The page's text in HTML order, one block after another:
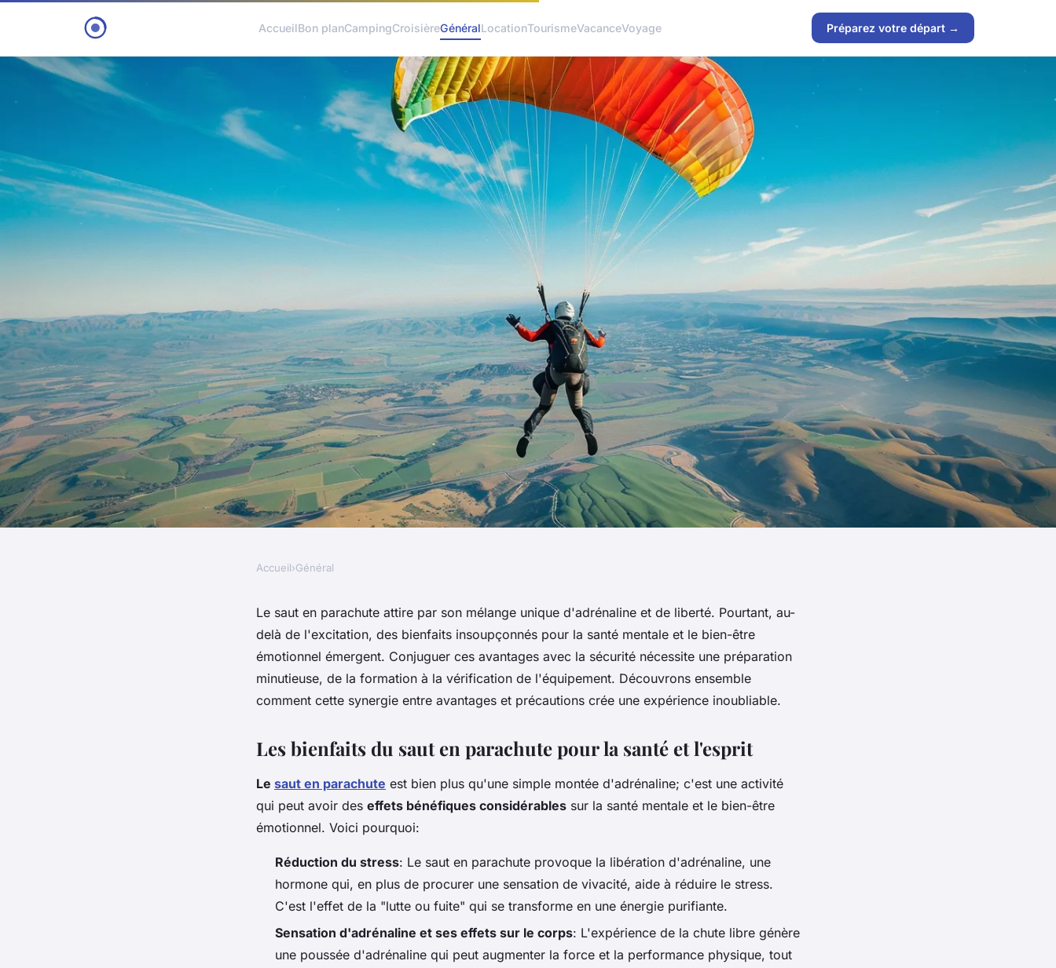
AccueilBon planCampingCroisièreGénéralLocationTourismeVacanceVoyage Préparez votre départ →
Saut en parachute : bénéfices et
précautions à prendre
Accueil›Général
Le saut en parachute attire par son mélange unique d'adrénaline et de liberté. Pourtant, au-
delà de l'excitation, des bienfaits insoupçonnés pour la santé mentale et le bien-être
émotionnel émergent. Conjuguer ces avantages avec la sécurité nécessite une préparation
minutieuse, de la formation à la vérification de l'équipement. Découvrons ensemble
comment cette synergie entre avantages et précautions crée une expérience inoubliable.
Les bienfaits du saut en parachute pour la santé et l'esprit
Le saut en parachute est bien plus qu'une simple montée d'adrénaline; c'est une activité
qui peut avoir des effets bénéfiques considérables sur la santé mentale et le bien-être
émotionnel. Voici pourquoi:
Réduction du stress: Le saut en parachute provoque la libération d'adrénaline, une
hormone qui, en plus de procurer une sensation de vivacité, aide à réduire le stress.
C'est l'effet de la "lutte ou fuite" qui se transforme en une énergie purifiante.
Sensation d'adrénaline et ses effets sur le corps: L'expérience de la chute libre génère
une poussée d'adrénaline qui peut augmenter la force et la performance physique, tout